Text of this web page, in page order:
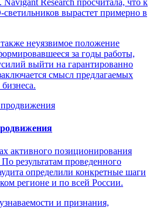
вырастет примерно в
неуязвимое положение
за годы работы,
выйти на гарантированно
смысл предлагаемых
активного позиционирования
результатам проведенного
определили конкретные шаги
регионе и по всей России.
и признания,